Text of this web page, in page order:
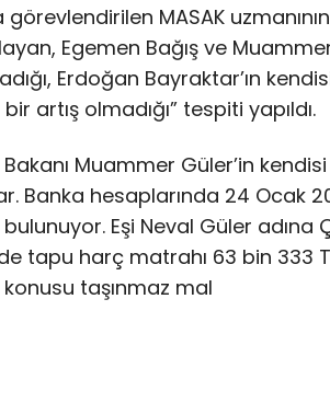
MASAK uzmanının
Egemen Bağış ve
Erdoğan Bayraktar’ın
artış olmadığı” tespiti yapıldı.
Muammer Güler’in
Banka hesaplarında 24 Ocak
Eşi Neval Güler adına
tapu harç matrahı 63 bin 333
konusu taşınmaz mal